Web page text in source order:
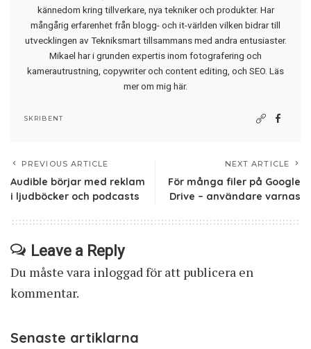
kännedom kring tillverkare, nya tekniker och produkter. Har
mångårig erfarenhet från blogg- och it-världen vilken bidrar till
utvecklingen av Tekniksmart tillsammans med andra entusiaster.
Mikael har i grunden expertis inom fotografering och
kamerautrustning, copywriter och content editing, och SEO. Läs
mer om mig här.
SKRIBENT
PREVIOUS ARTICLE
Audible börjar med reklam
i ljudböcker och podcasts
NEXT ARTICLE
För många filer på Google
Drive – användare varnas
Leave a Reply
Du måste vara inloggadför att publicera en
kommentar.
Senaste artiklarna